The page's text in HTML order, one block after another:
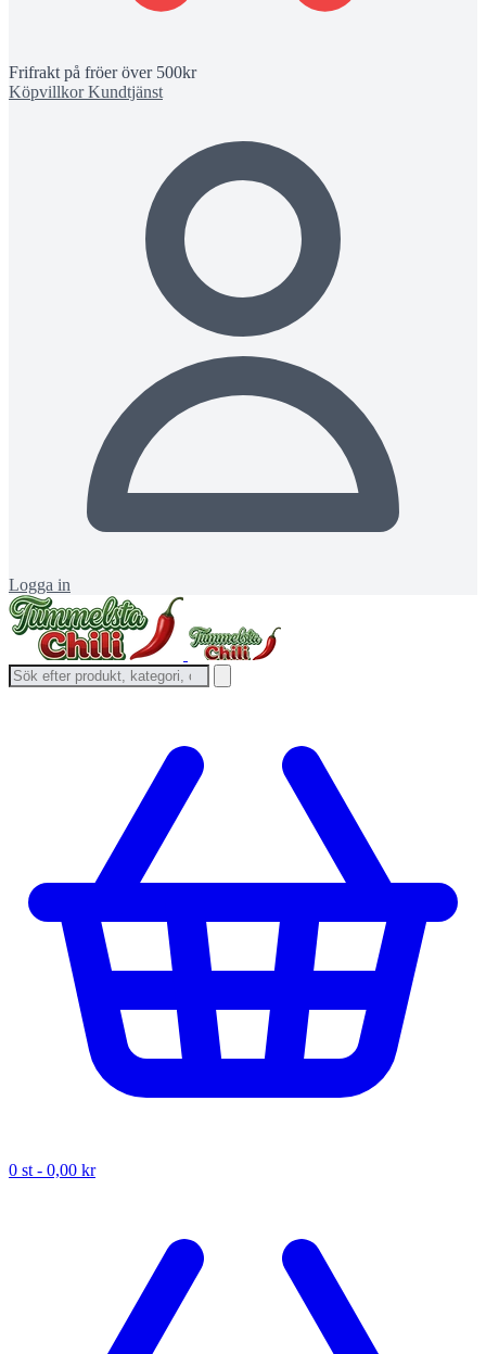
Frifrakt på fröer över 500kr
KöpvillkorKundtjänst
Logga in
0 st - 0,00 kr